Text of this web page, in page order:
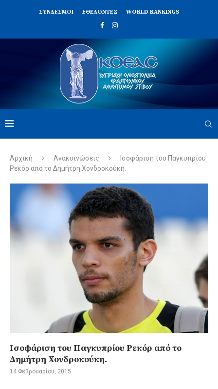
ΣΥΝΔΈΣΜΟΙ ΕΘΕΛΟΝΤΈΣ WORLD RANKINGS
Αρχική Ανακοινώσεις
Ισοφάριση του Παγκυπρίου
Ρεκόρ από το Δημήτρη Χονδροκούκη.
Ισοφάριση του Παγκυπρίου Ρεκόρ από το
Δημήτρη Χονδροκούκη.
14 Φεβρουαρίου, 2015